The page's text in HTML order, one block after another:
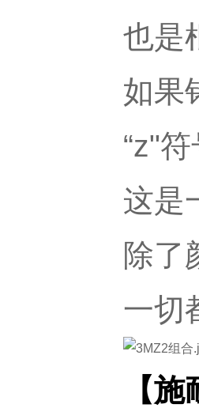
也是
如果
“z"
这是
除了
一切
【